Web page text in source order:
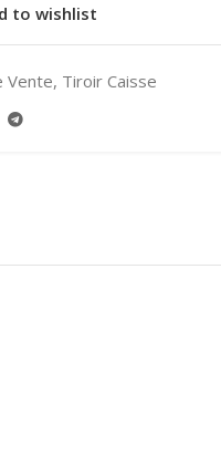
to wishlist
Vente, Tiroir Caisse